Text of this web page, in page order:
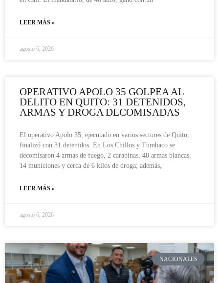
LEER MÁS »
agosto 6, 2026
OPERATIVO APOLO 35 GOLPEA AL
DELITO EN QUITO: 31 DETENIDOS,
ARMAS Y DROGA DECOMISADAS
El operativo Apolo 35, ejecutado en varios sectores de Quito,
finalizó con 31 detenidos. En Los Chillos y Tumbaco se
decomisaron 4 armas de fuego, 2 carabinas, 48 armas blancas,
14 municiones y cerca de 6 kilos de droga; además,
LEER MÁS »
agosto 6, 2026
NACIONALES